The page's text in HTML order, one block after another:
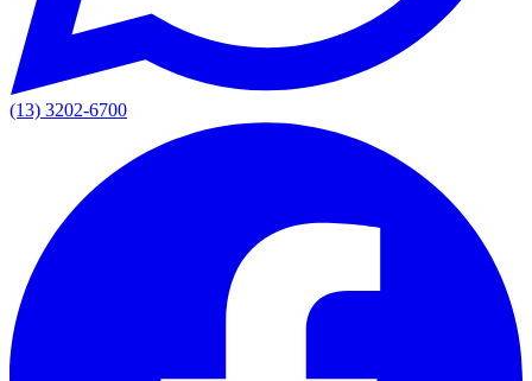
(13) 3202-6700